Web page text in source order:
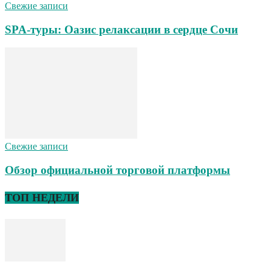
Свежие записи
SPA-туры: Оазис релаксации в сердце Сочи
Свежие записи
Обзор официальной торговой платформы
ТОП НЕДЕЛИ